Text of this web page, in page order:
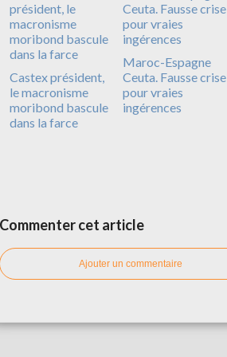
Castex président,
le macronisme
moribond bascule
dans la farce
Maroc-Espagne
Ceuta. Fausse crise
pour vraies
ingérences
Commenter cet article
Ajouter un commentaire